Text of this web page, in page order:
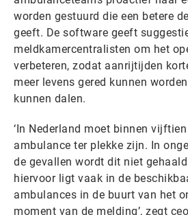
worden gestuurd die een betere
geeft. De software geeft
meldkamercentralisten om het
verbeteren, zodat aanrijtijden
meer levens gered kunnen
kunnen dalen.
‘In Nederland moet binnen
ambulance ter plekke zijn. In
de gevallen wordt dit niet
hiervoor ligt vaak in de
ambulances in de buurt van het
moment van de melding’, zegt